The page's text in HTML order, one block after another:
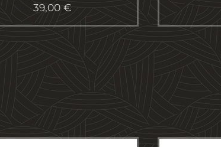
39,00€